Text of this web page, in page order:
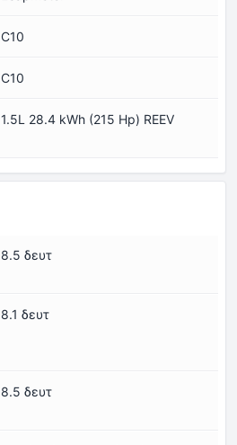
C10
C10
1.5L 28.4 kWh (215 Hp) REEV
8.5 δευτ
8.1 δευτ
8.5 δευτ